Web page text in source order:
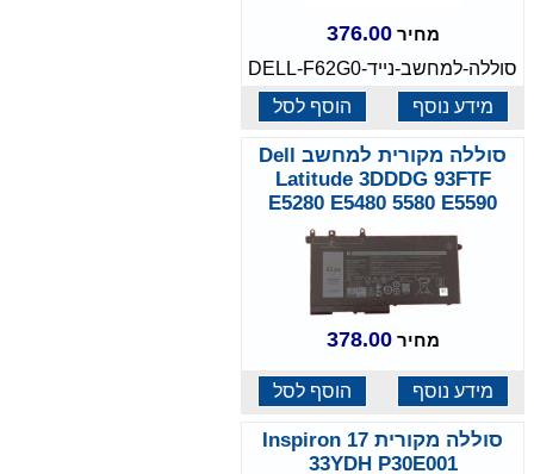
מחיר376.00
סוללה-למחשב-נייד-DELL-F62G0
מידע נוסף
הוסף לסל
סוללה מקורית למחשב Dell
Latitude 3DDDG 93FTF
E5280 E5480 5580 E5590
מחיר378.00
מידע נוסף הוסף לסל
סוללה מקורית Inspiron 17
33YDH P30E001